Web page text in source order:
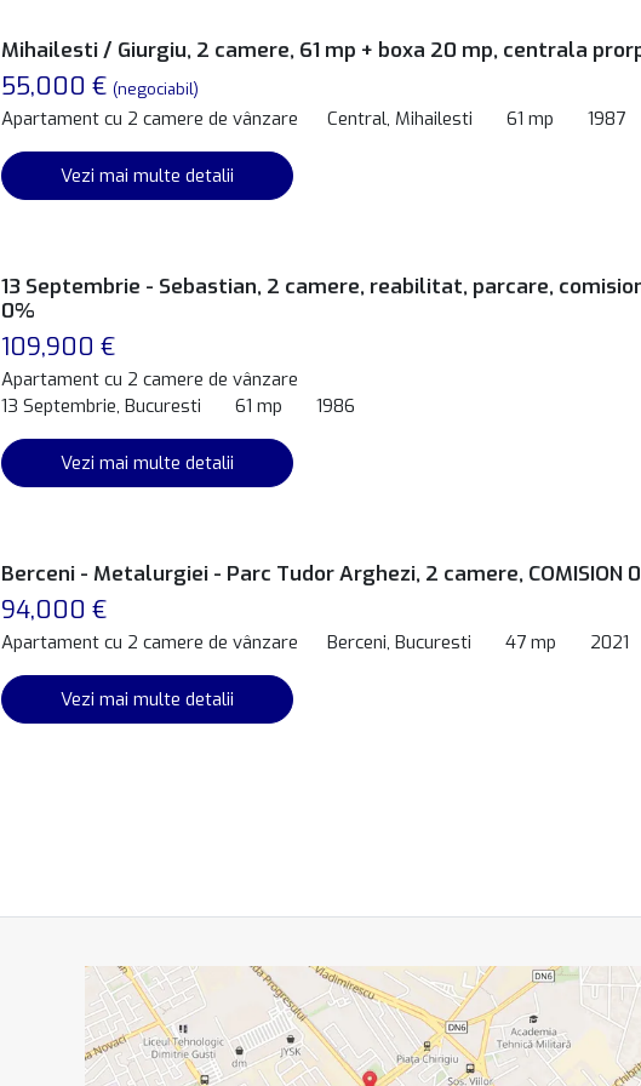
Mihailesti / Giurgiu, 2 camere, 61 mp + boxa 20 mp, centrala
55,000 € (negociabil)
Apartament cu 2 camere de vânzare Central, Mihailesti 61 mp 1987
Vezi mai multe detalii
13 Septembrie - Sebastian, 2 camere, reabilitat, parcare,
0%
109,900 €
Apartament cu 2 camere de vânzare
13 Septembrie, Bucuresti
61 mp 1986
Vezi mai multe detalii
Berceni - Metalurgiei - Parc Tudor Arghezi, 2 camere, COMISION
94,000 €
Apartament cu 2 camere de vânzare Berceni, Bucuresti 47 mp 2021
Vezi mai multe detalii